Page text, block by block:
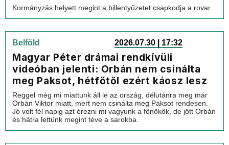
Kormányzás helyett megint a billentyűzetet csapkodja a rovar.
Belföld 2026.07.30 | 17:32
Magyar Péter drámai rendkívüli
videóban jelenti: Orbán nem csinálta
meg Paksot, hétfőtől ezért káosz lesz
Reggel még mi miattunk áll le az ország, délutánra meg már
Orbán Viktor miatt, mert nem csinálta meg Paksot rendesen.
Jó volt fél napig azt érezni mi vagyunk a főnökök, de jött Orbán
és hátra lettünk megint téve a sarokba.